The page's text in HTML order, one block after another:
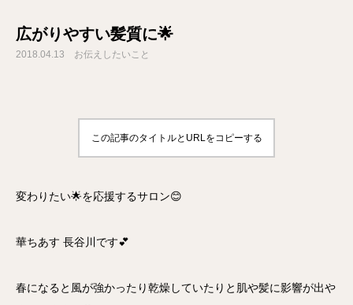
広がりやすい髪質に🌟
2018.04.13 お伝えしたいこと
この記事のタイトルとURLをコピーする
変わりたい🌟を応援するサロン😊
華ちあす 長谷川です💕
春になると風が強かったり乾燥していたりと肌や髪に影響が出や